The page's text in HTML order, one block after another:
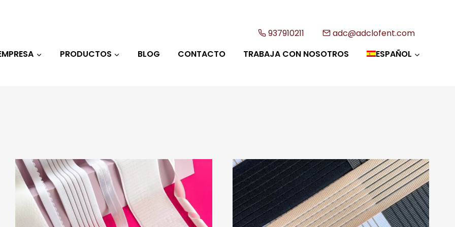
937910211
adc@adclofent.com
PRODUCTOS BLOG CONTACTO TRABAJA CON NOSOTROS ESPAÑOL